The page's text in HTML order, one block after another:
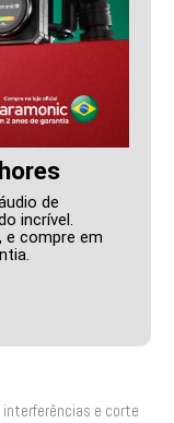
de
incrível.
e compre em
e corte